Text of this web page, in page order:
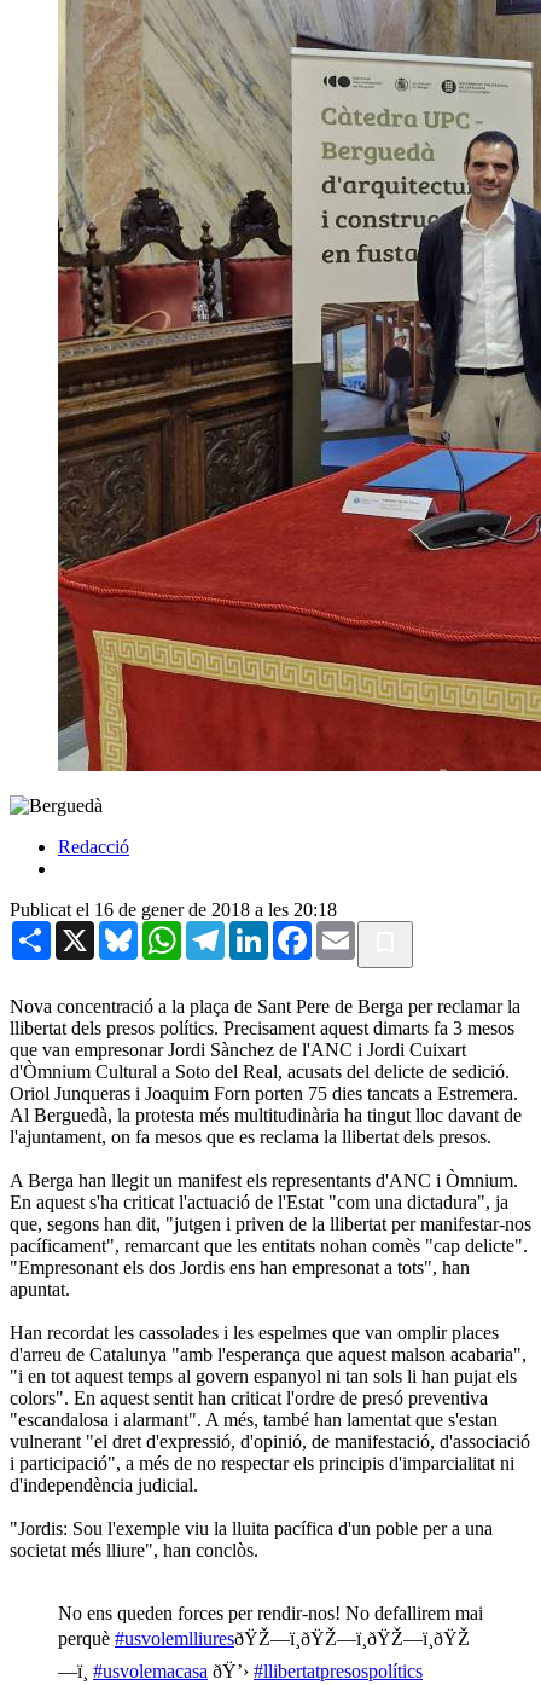
Redacció
Publicat el 16 de gener de 2018 a les 20:18
Share X BlueskyWhatsAppTelegramLinkedInFacebook
Email
Nova concentració a la plaça de Sant Pere de Berga per reclamar la
llibertat dels presos polítics. Precisament aquest dimarts fa 3 mesos
que van empresonar Jordi Sànchez de l'ANC i Jordi Cuixart
d'Òmnium Cultural a Soto del Real, acusats del delicte de sedició.
Oriol Junqueras i Joaquim Forn porten 75 dies tancats a Estremera.
Al Berguedà, la protesta més multitudinària ha tingut lloc davant de
l'ajuntament, on fa mesos que es reclama la llibertat dels presos.
A Berga han llegit un manifest els representants d'ANC i Òmnium.
En aquest s'ha criticat l'actuació de l'Estat "com una dictadura", ja
que, segons han dit, "jutgen i priven de la llibertat per manifestar-nos
pacíficament", remarcant que les entitats nohan comès "cap delicte".
"Empresonant els dos Jordis ens han empresonat a tots", han
apuntat.
Han recordat les cassolades i les espelmes que van omplir places
d'arreu de Catalunya "amb l'esperança que aquest malson acabaria",
"i en tot aquest temps al govern espanyol ni tan sols li han pujat els
colors". En aquest sentit han criticat l'ordre de presó preventiva
"escandalosa i alarmant". A més, també han lamentat que s'estan
vulnerant "el dret d'expressió, d'opinió, de manifestació, d'associació
i participació", a més de no respectar els principis d'imparcialitat ni
d'independència judicial.
"Jordis: Sou l'exemple viu la lluita pacífica d'un poble per a una
societat més lliure", han conclòs.
No ens queden forces per rendir-nos! No defallirem mai
perquè #usvolemlliuresðŸŽ—ï¸ðŸŽ—ï¸ðŸŽ—ï¸ðŸŽ
—ï¸ #usvolemacasa ðŸ’› #llibertatpresospolítics